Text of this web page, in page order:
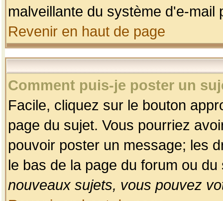
malveillante du système d'e-
Revenir en haut de page
Comment puis-je poster un
Facile, cliquez sur le bouton
page du sujet. Vous pourriez
pouvoir poster un message; les
le bas de la page du forum ou
nouveaux sujets, vous pouvez